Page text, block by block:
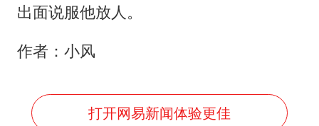
出面说服他放人。
作者：小风
打开网易新闻体验更佳